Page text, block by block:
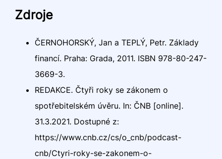
Zdroje
ČERNOHORSKÝ, Jan a TEPLÝ, Petr. Základy
financí. Praha: Grada, 2011. ISBN 978-80-247-
3669-3.
REDAKCE. Čtyři roky se zákonem o
spotřebitelském úvěru. In: ČNB [online].
31.3.2021. Dostupné z:
https://www.cnb.cz/cs/o_cnb/podcast-
cnb/Ctyri-roky-se-zakonem-o-